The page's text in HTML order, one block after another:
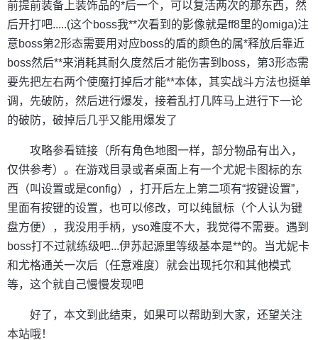
前提前装备上装饰品的*后一个，可以复活两次的那东西，然
后开打吧.....(这个boss我**次看到的影像就是ff8里的omiga)注
意boss第2形态需要用对应boss的盾的颜色的属*释放后靠近
boss然后**来消耗其耐久度然后才能伤害到boss，第3形态需
要先把左右两个使魔打掉后才能**本体，其实战斗方法也挺单
调，先破防，然后进行爆发，接着乱打几阵马上进行下一论
的破防，破掉后几乎又能用爆发了
攻略参看链接（所有角色地图一样，部分物品有出入，
仅供参考）。在游戏目录或者桌面上有一个尤妮卡图标的东
西（叫设置或是config），打开后左上第二项有“按键设置”，
里面有按键的设置，也可以修改，可以纯鼠标（个人认为键
盘方便），我没用手柄，yso难度不大，我觉得不需要。遇到
boss打不过就练级吧...伊苏起源里等级基本是**的。当尤妮卡
和尤格通关一次后（任意难度）就会出现托尔和其他模式
等，这个就自己慢慢发现吧
好了，本文到此结束，如果可以帮助到大家，还望关注
本站哦！